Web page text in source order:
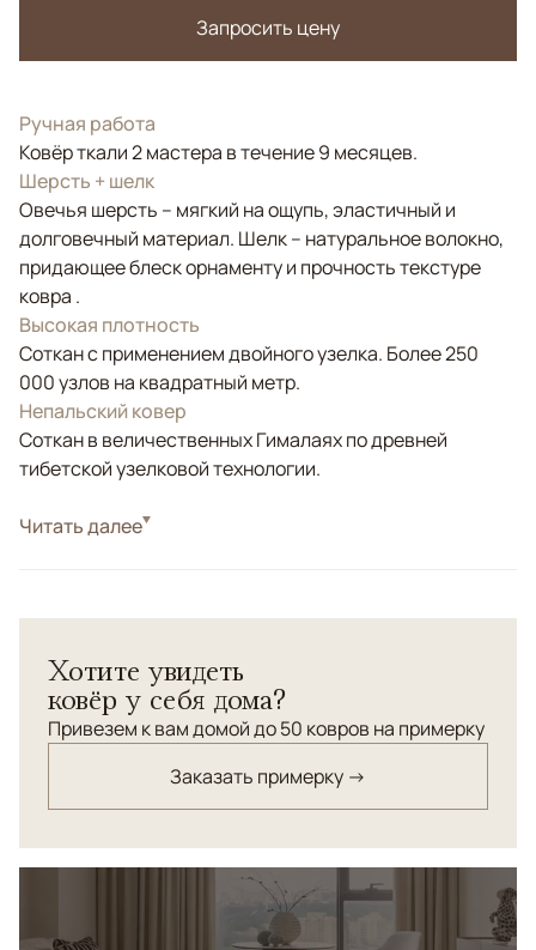
Запросить цену
Ручная работа
Ковёр ткали 2 мастера в течение 9 месяцев.
Шерсть + шелк
Овечья шерсть – мягкий на ощупь, эластичный и
долговечный материал. Шелк – натуральное волокно,
придающее блеск орнаменту и прочность текстуре
ковра .
Высокая плотность
Соткан с применением двойного узелка. Более 250
000 узлов на квадратный метр.
Непальский ковер
Соткан в величественных Гималаях по древней
тибетской узелковой технологии.
СтильДизайнерские
дизайнера Эрбиля Тезкана (основателя компании
технике узелкового плетения в высокогорьях
Гималаев из натуральных шелка и шерсти наивысшего
качества. THE WALL SKY - роскошный современный
урбанистические мотивы и элементы архитектуры
большого города.
Читать далее
Хотите увидеть
ковёр у себя дома?
Привезем к вам домой до 50 ковров на примерку
Заказать примерку →